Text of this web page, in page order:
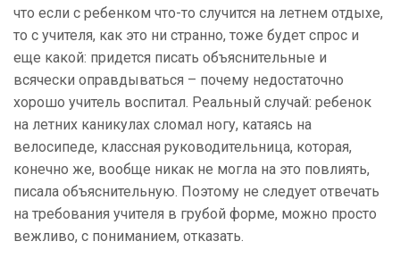
что если с ребенком что-то случится на летнем отдыхе,
то с учителя, как это ни странно, тоже будет спрос и
еще какой: придется писать объяснительные и
всячески оправдываться – почему недостаточно
хорошо учитель воспитал. Реальный случай: ребенок
на летних каникулах сломал ногу, катаясь на
велосипеде, классная руководительница, которая,
конечно же, вообще никак не могла на это повлиять,
писала объяснительную. Поэтому не следует отвечать
на требования учителя в грубой форме, можно просто
вежливо, с пониманием, отказать.